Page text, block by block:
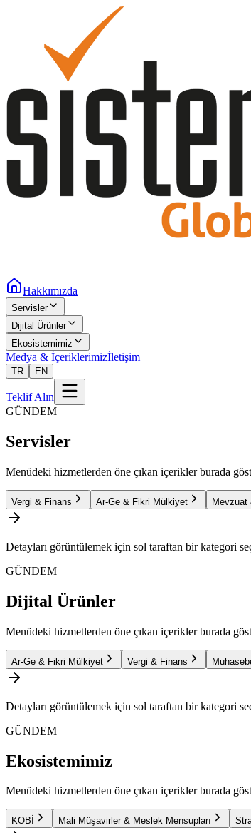
Hakkımızda
Servisler
Dijital Ürünler
Ekosistemimiz
Medya & İçeriklerimizİletişim
TR EN
Teklif Alın
GÜNDEM
Servisler
Menüdeki hizmetlerden öne çıkan içerikler burada
Vergi & Finans Ar-Ge & Fikri Mülkiyet Mevzuat
Detayları görüntülemek için sol taraftan bir kategori
GÜNDEM
Dijital Ürünler
Menüdeki hizmetlerden öne çıkan içerikler burada
Ar-Ge & Fikri Mülkiyet Vergi & Finans
Detayları görüntülemek için sol taraftan bir kategori
GÜNDEM
Ekosistemimiz
Menüdeki hizmetlerden öne çıkan içerikler burada
KOBİ Mali Müşavirler & Meslek Mensupları